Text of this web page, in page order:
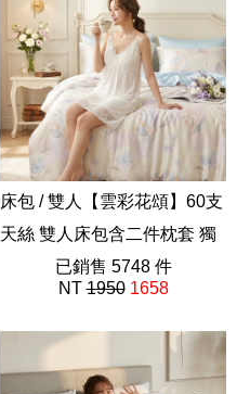
床包 / 雙人【雲彩花頌】60支
天絲 雙人床包含二件枕套 獨
家設計 FORME
202605新品
已銷售 5748 件
NT1950 1658